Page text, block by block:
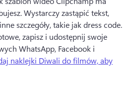
Wystarczy zastąpić tekst,
zapisz i udostępnij swoje
WhatsApp, Facebook i
naklejki Diwali do filmów, aby